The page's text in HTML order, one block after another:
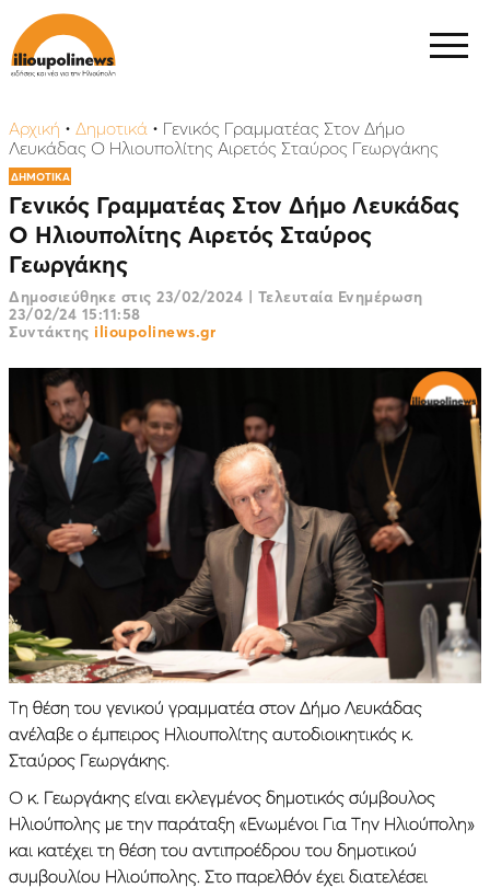
Αρχική • Δημοτικά • Γενικός Γραμματέας Στον Δήμο
Λευκάδας Ο Ηλιουπολίτης Αιρετός Σταύρος Γεωργάκης
ΔΗΜΟΤΙΚΑ
Γενικός Γραμματέας Στον Δήμο Λευκάδας
Ο Ηλιουπολίτης Αιρετός Σταύρος
Γεωργάκης
Δημοσιεύθηκε στις 23/02/2024 | Τελευταία Ενημέρωση
23/02/24 15:11:58
Συντάκτης ilioupolinews.gr
Τη θέση του γενικού γραμματέα στον Δήμο Λευκάδας
ανέλαβε ο έμπειρος Ηλιουπολίτης αυτοδιοικητικός κ.
Σταύρος Γεωργάκης.
Ο κ. Γεωργάκης είναι εκλεγμένος δημοτικός σύμβουλος
Ηλιούπολης με την παράταξη «Ενωμένοι Για Την Ηλιούπολη»
και κατέχει τη θέση του αντιπροέδρου του δημοτικού
συμβουλίου Ηλιούπολης. Στο παρελθόν έχει διατελέσει